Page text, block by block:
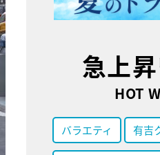
急上
HOT
バラエティ 有吉